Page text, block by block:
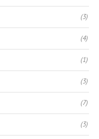
(3)
(4)
(1)
(3)
(7)
(3)